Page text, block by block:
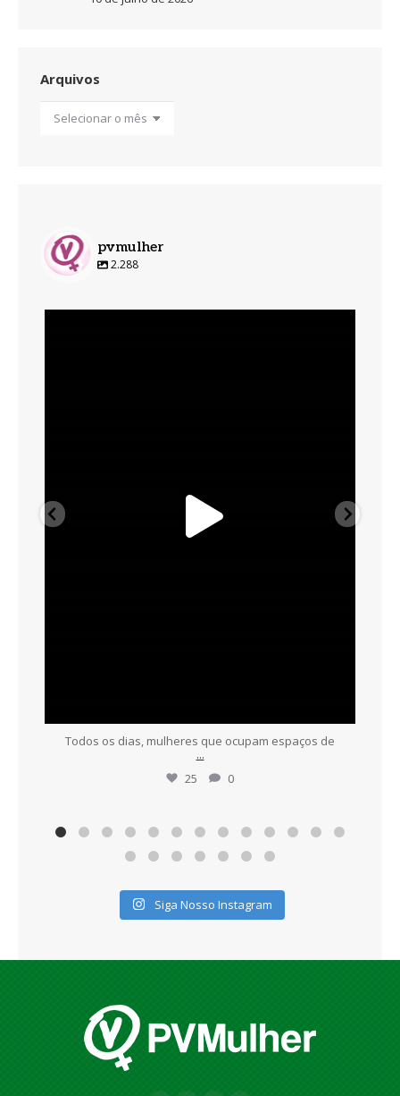
Arquivos
pvmulher
2.288
Todos os dias, mulheres que ocupam espaços de
...
25
0
Siga Nosso Instagram